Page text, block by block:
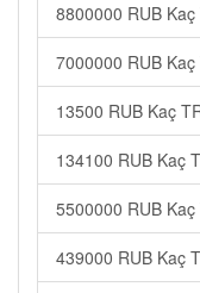
8800000 RUB
7000000 RUB
13500 RUB Kaç
134100 RUB Kaç
5500000 RUB
439000 RUB Kaç